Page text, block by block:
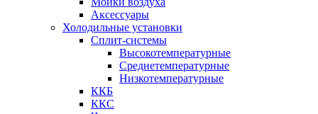
Аксессуары
Холодильные установки
Сплит-системы
Высокотемпературные
Среднетемпературные
Низкотемпературные
ККБ
ККС